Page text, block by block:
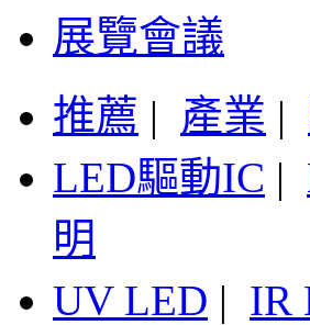
展覽會議
推薦 | 產業 |
LED驅動IC |
明
UV LED | IR